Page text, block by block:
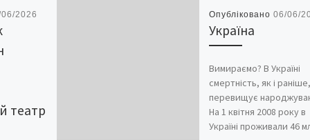
2026
театр
Опубліковано 06/06/
Україна
Вимираємо? В Україні
смертність, як і раніше,
перевищує
На 1 квітня 2008 року в
Україні проживали 46